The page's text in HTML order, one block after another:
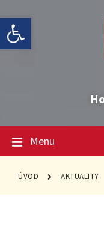
Open
to
content
to
main
navigation
to
footer
Menu
ÚVOD AKTUALITY